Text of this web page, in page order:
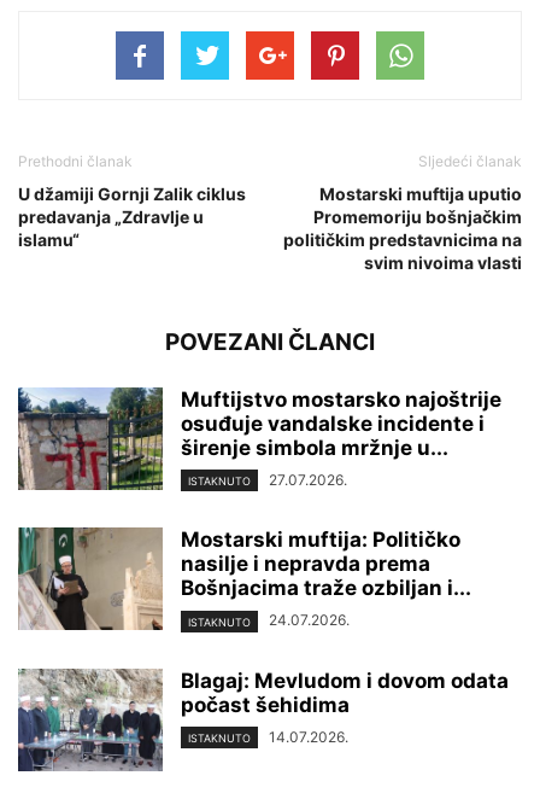
Prethodni članak
U džamiji Gornji Zalik ciklus
predavanja „Zdravlje u
islamu“
Sljedeći članak
Mostarski muftija uputio
Promemoriju bošnjačkim
političkim predstavnicima na
svim nivoima vlasti
POVEZANI ČLANCI
Muftijstvo mostarsko najoštrije
osuđuje vandalske incidente i
širenje simbola mržnje u...
ISTAKNUTO 27.07.2026.
Mostarski muftija: Političko
nasilje i nepravda prema
Bošnjacima traže ozbiljan i...
ISTAKNUTO 24.07.2026.
Blagaj: Mevludom i dovom odata
počast šehidima
ISTAKNUTO 14.07.2026.